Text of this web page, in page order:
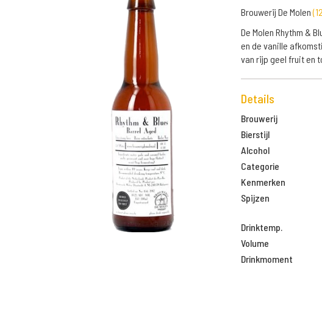
Brouwerij De Molen(
De Molen Rhythm &
en de vanille
van rijp geel fruit en
Details
Brouwerij
Bierstijl
Alcohol
Categorie
Kenmerken
Spijzen
Drinktemp.
Volume
Drinkmoment